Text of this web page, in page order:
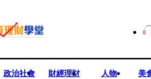
政治社會 財經理財 人物 美